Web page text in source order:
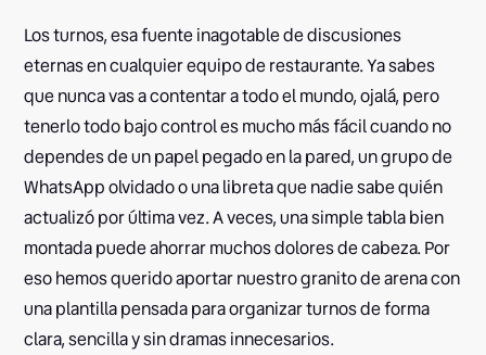
Los turnos, esa fuente inagotable de discusiones
eternas en cualquier equipo de restaurante. Ya sabes
que nunca vas a contentar a todo el mundo, ojalá, pero
tenerlo todo bajo control es mucho más fácil cuando no
dependes de un papel pegado en la pared, un grupo de
WhatsApp olvidado o una libreta que nadie sabe quién
actualizó por última vez. A veces, una simple tabla bien
montada puede ahorrar muchos dolores de cabeza. Por
eso hemos querido aportar nuestro granito de arena con
una plantilla pensada para organizar turnos de forma
clara, sencilla y sin dramas innecesarios.